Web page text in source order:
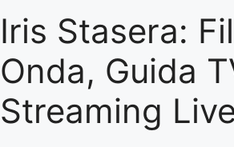
Iris Stasera:
Onda, Guida
Streaming